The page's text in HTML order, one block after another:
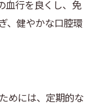
血行を良くし、免
、健やかな口腔環
めには、定期的な